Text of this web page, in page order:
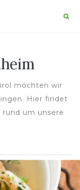
möchten wir
Hier findet
rund um unsere